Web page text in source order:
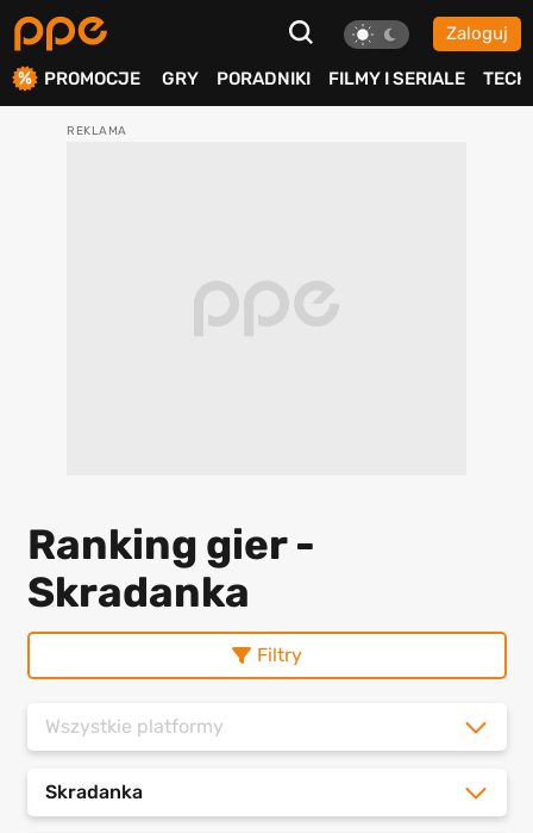
Zaloguj
PROMOCJE GRY PORADNIKI FILMY I SERIALE TECH
Ranking gier -
Skradanka
Filtry
Wszystkie platformy
Skradanka